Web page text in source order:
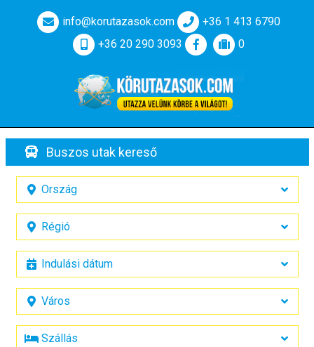
info@korutazasok.com
+36 1 413 6790
+36 20 290 3093
0
Buszos utak kereső